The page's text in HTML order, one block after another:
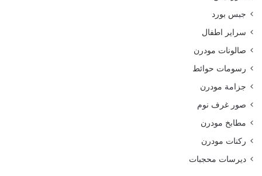
جبس بورد
سراير اطفال
صالونات مودرن
رسومات حوائط
جزامة مودرن
صور غرف نوم
مطابخ مودرن
ركنات مودرن
ديرسات محجبات